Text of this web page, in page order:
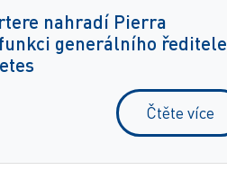
nahradí Pierra
generálního ředitele
Čtěte více